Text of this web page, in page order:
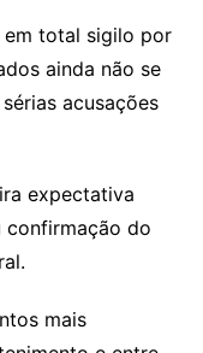
em total sigilo por
ainda não se
acusações
expectativa
confirmação do
mais